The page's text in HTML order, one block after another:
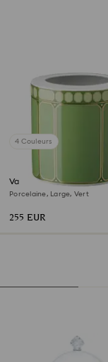
4 Couleurs
Vase Signum
Porcelaine, Large, Vert
255 EUR